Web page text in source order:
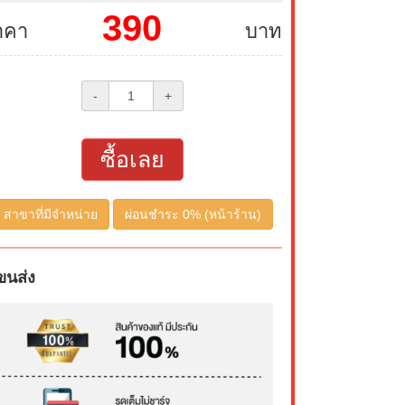
คา บาท
390
- +
ซื้อเลย
สาขาที่มีจำหน่าย ผ่อนชำระ 0% (หน้าร้าน)
นส่ง